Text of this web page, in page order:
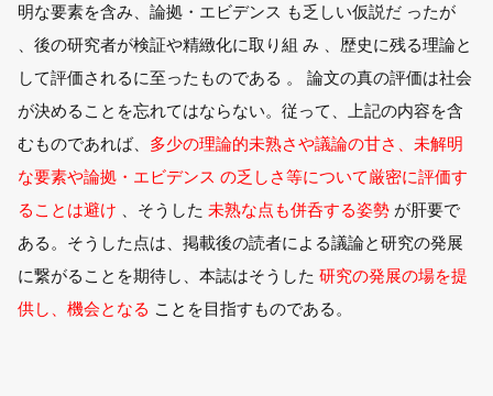
明な要素を含み、論拠・エビデンス も乏しい仮説だ ったが
、後の研究者が検証や精緻化に取り組 み 、歴史に残る理論と
して評価されるに至ったものである 。 論文の真の評価は社会
が決めることを忘れてはならない。従って、上記の内容を含
むものであれば、 多少の理論的未熟さや議論の甘さ、未解明
な要素や論拠・エビデンス の乏しさ等について厳密に評価す
ることは避け 、そうした未熟な点も併呑する姿勢 が肝要で
ある。そうした点は、掲載後の読者による議論と研究の発展
に繋がることを期待し、本誌はそうした研究の発展の場を提
供し、機会となる こと を目指すものである。